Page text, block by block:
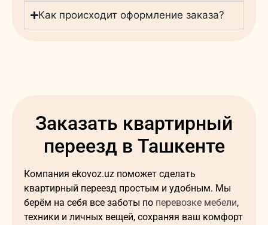
Как происходит оформление заказа?
Заказать квартирный
переезд в Ташкенте
Компания ekovoz.uz поможет сделать
квартирный переезд простым и удобным. Мы
берём на себя все заботы по перевозке мебели,
техники и личных вещей, сохраняя ваш комфорт